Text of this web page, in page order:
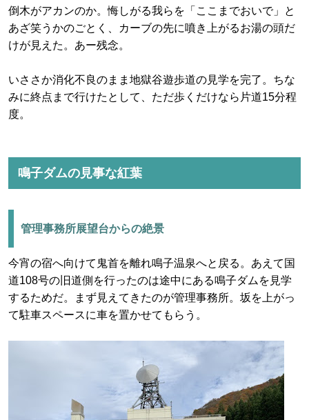
倒木がアカンのか。悔しがる我らを「ここまでおいで」と
あざ笑うかのごとく、カーブの先に噴き上がるお湯の頭だ
けが見えた。あー残念。
いささか消化不良のまま地獄谷遊歩道の見学を完了。ちな
みに終点まで行けたとして、ただ歩くだけなら片道15分程
度。
鳴子ダムの見事な紅葉
管理事務所展望台からの絶景
今宵の宿へ向けて鬼首を離れ鳴子温泉へと戻る。あえて国
道108号の旧道側を行ったのは途中にある鳴子ダムを見学
するためだ。まず見えてきたのが管理事務所。坂を上がっ
て駐車スペースに車を置かせてもらう。